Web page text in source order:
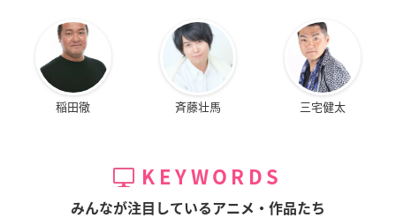
稲田徹 斉藤壮馬 三宅健太
KEYWORDS
みんなが注目しているアニメ・作品たち